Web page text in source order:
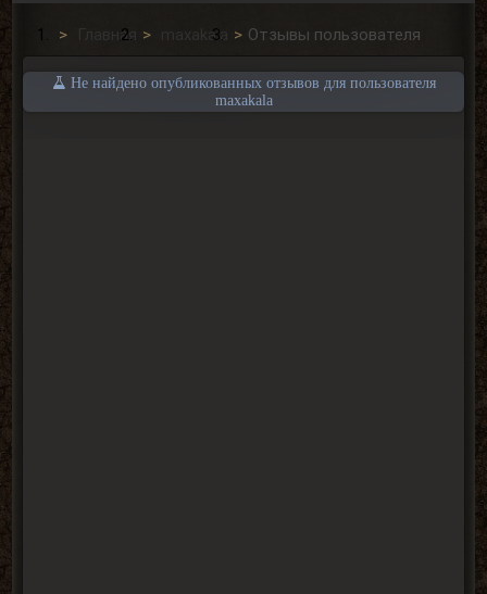
Главная maxakala Отзывы пользователя
Не найдено опубликованных отзывов для пользователя
maxakala